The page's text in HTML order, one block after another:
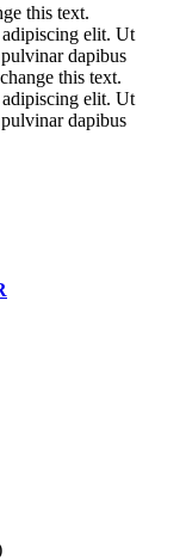
this text.
elit. Ut
dapibus
this text.
elit. Ut
dapibus